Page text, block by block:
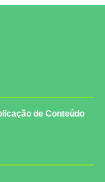
de Conteúdo